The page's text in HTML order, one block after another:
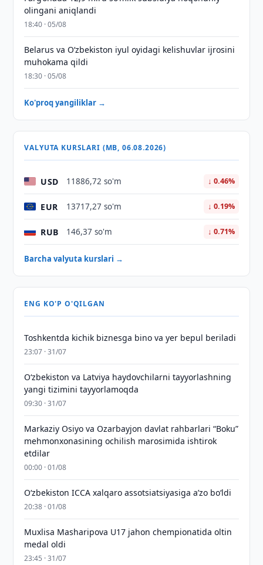
olingani aniqlandi
18:40 · 05/08
Belarus va O‘zbekiston iyul oyidagi kelishuvlar ijrosini
muhokama qildi
18:30 · 05/08
Ko'proq yangiliklar →
VALYUTA KURSLARI (MB, 06.08.2026)
USD 11886,72 so'm ↓ 0.46%
EUR 13717,27 so'm ↓ 0.19%
RUB 146,37 so'm ↓ 0.71%
Barcha valyuta kurslari →
ENG KO'P O'QILGAN
Toshkentda kichik biznesga bino va yer bepul beriladi
23:07 · 31/07
Oʻzbekiston va Latviya haydovchilarni tayyorlashning
yangi tizimini tayyorlamoqda
09:30 · 31/07
Markaziy Osiyo va Ozarbayjon davlat rahbarlari “Boku”
mehmonxonasining ochilish marosimida ishtirok
etdilar
00:00 · 01/08
O‘zbekiston ICCA xalqaro assotsiatsiyasiga aʼzo bo‘ldi
20:38 · 01/08
Muxlisa Masharipova U17 jahon chempionatida oltin
medal oldi
23:45 · 31/07